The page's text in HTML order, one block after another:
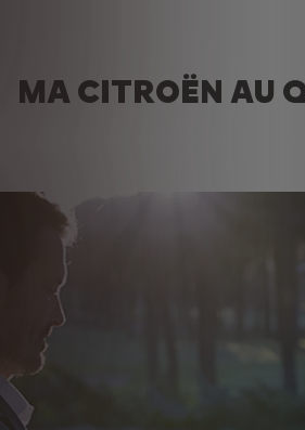
MA CITROËN AU